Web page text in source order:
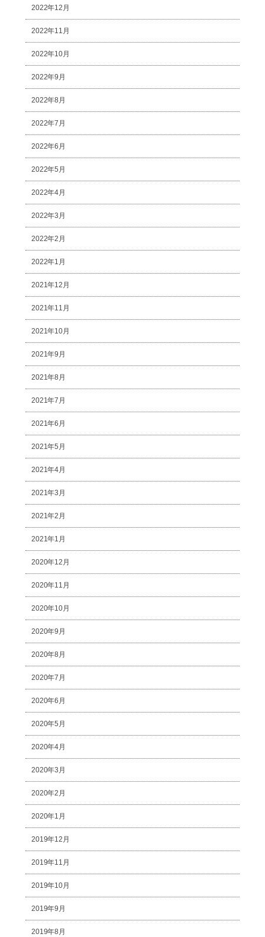
2022年12月
2022年11月
2022年10月
2022年9月
2022年8月
2022年7月
2022年6月
2022年5月
2022年4月
2022年3月
2022年2月
2022年1月
2021年12月
2021年11月
2021年10月
2021年9月
2021年8月
2021年7月
2021年6月
2021年5月
2021年4月
2021年3月
2021年2月
2021年1月
2020年12月
2020年11月
2020年10月
2020年9月
2020年8月
2020年7月
2020年6月
2020年5月
2020年4月
2020年3月
2020年2月
2020年1月
2019年12月
2019年11月
2019年10月
2019年9月
2019年8月